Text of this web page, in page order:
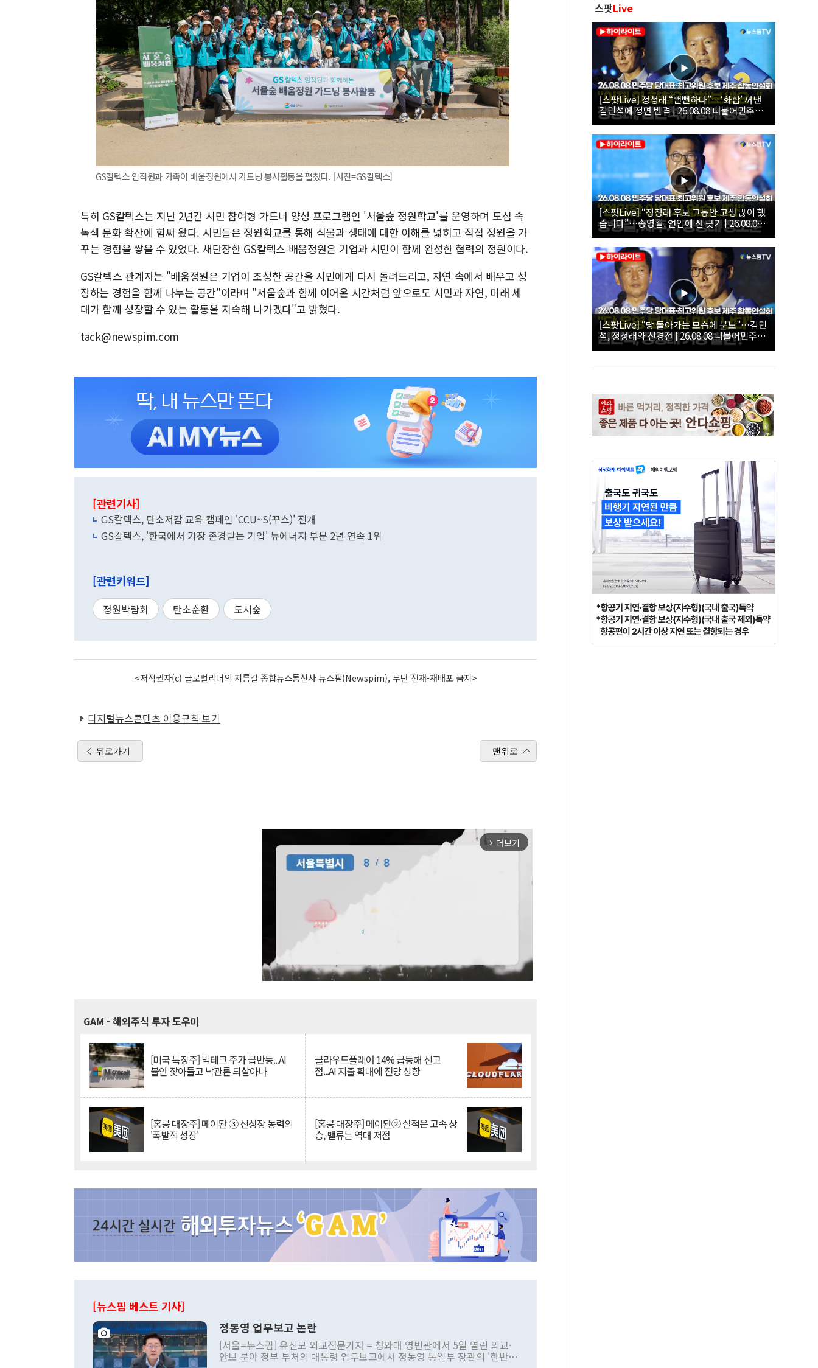
GS칼텍스 임직원과 가족이 배움정원에서 가드닝 봉사활동을 펼쳤다. [사진=GS칼텍스]
특히 GS칼텍스는 지난 2년간 시민 참여형 가드너 양성 프로그램인 '서울숲 정원학교'를 운영하며 도심 속
녹색 문화 확산에 힘써 왔다. 시민들은 정원학교를 통해 식물과 생태에 대한 이해를 넓히고 직접 정원을 가
꾸는 경험을 쌓을 수 있었다. 새단장한 GS칼텍스 배움정원은 기업과 시민이 함께 완성한 협력의 정원이다.
GS칼텍스 관계자는 "배움정원은 기업이 조성한 공간을 시민에게 다시 돌려드리고, 자연 속에서 배우고 성
장하는 경험을 함께 나누는 공간"이라며 "서울숲과 함께 이어온 시간처럼 앞으로도 시민과 자연, 미래 세
대가 함께 성장할 수 있는 활동을 지속해 나가겠다"고 밝혔다.
tack@newspim.com
[관련기사]
GS칼텍스, 탄소저감 교육 캠페인 'CCU~S(꾸스)' 전개
GS칼텍스, '한국에서 가장 존경받는 기업' 뉴에너지 부문 2년 연속 1위
[관련키워드]
정원박람회 탄소순환 도시숲
<저작권자(c) 글로벌리더의 지름길 종합뉴스통신사 뉴스핌(Newspim), 무단 전재-재배포 금지>
디지털뉴스콘텐츠 이용규칙 보기
뒤로가기 맨위로
arrow_forward_ios 더보기
GAM - 해외주식 투자 도우미
[미국 특징주] 빅테크 주가 급반등...AI
불안 잦아들고 낙관론 되살아나
클라우드플레어 14% 급등해 신고
점...AI 지출 확대에 전망 상향
[홍콩 대장주] 메이퇀 ③ 신성장 동력의
'폭발적 성장'
[홍콩 대장주] 메이퇀② 실적은 고속 상
승, 밸류는 역대 저점
[뉴스핌 베스트 기사]
정동영 업무보고 논란
[서울=뉴스핌] 유신모 외교전문기자 = 청와대 영빈관에서 5일 열린 외교·
안보 분야 정부 부처의 대통령 업무보고에서 정동영 통일부 장관의 '한반도
스팟Live
[스팟Live] 정청래 “뻔뻔하다”…‘화합’ 꺼낸
김민석에 정면 반격 | 26.08.08 더불어민주당
당대표·최고위원 후보 제주 합동연설회
[스팟Live] “정청래 후보 그동안 고생 많이 했
습니다”…송영길, 연임에 선 긋기 | 26.08.08
더불어민주당 당대표·최고위원 후보 제주 합
동연설회
[스팟Live] “당 돌아가는 모습에 분노”…김민
석, 정청래와 신경전 | 26.08.08 더불어민주당
당대표·최고위원 후보 제주 합동연설회